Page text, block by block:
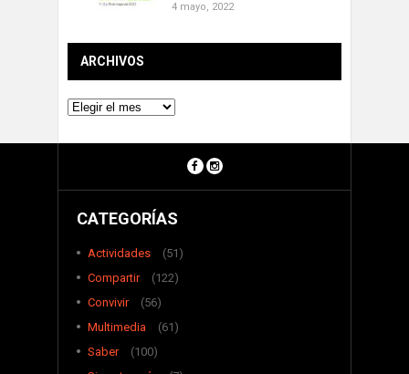
4 mayo, 2022
ARCHIVOS
Archivos
CATEGORÍAS
Actividades
(51)
Compartir
(122)
Convivir
(56)
Multimedia
(61)
Saber
(100)